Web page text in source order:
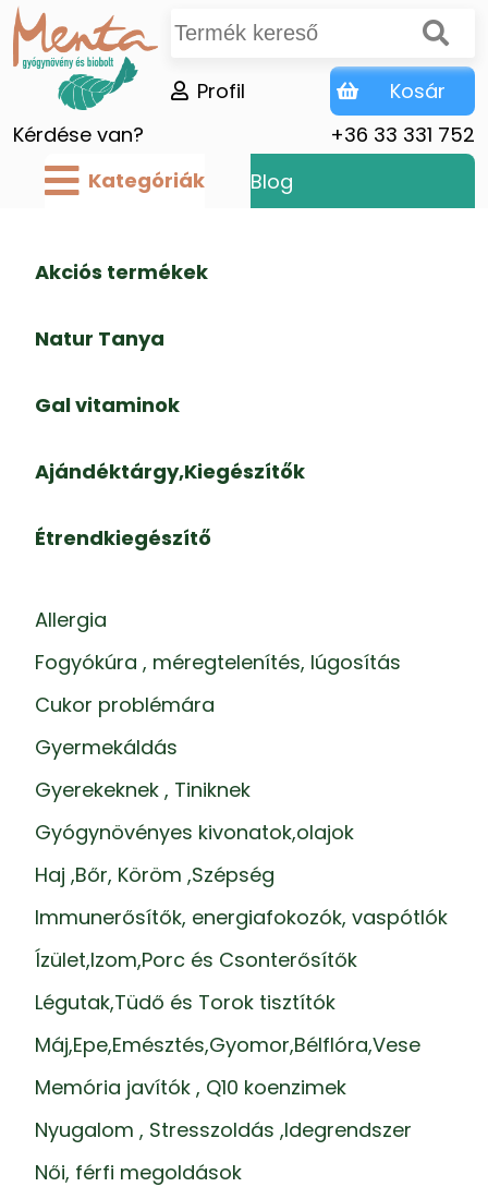
Kérdése van? +36 33 331 752
Profil Kosár
Kategóriák Blog
Akciós termékek
Natur Tanya
Gal vitaminok
Ajándéktárgy,Kiegészítők
Étrendkiegészítő
Allergia
Fogyókúra , méregtelenítés, lúgosítás
Cukor problémára
Gyermekáldás
Gyerekeknek , Tiniknek
Gyógynövényes kivonatok,olajok
Haj ,Bőr, Köröm ,Szépség
Immunerősítők, energiafokozók, vaspótlók
Ízület,Izom,Porc és Csonterősítők
Légutak,Tüdő és Torok tisztítók
Máj,Epe,Emésztés,Gyomor,Bélflóra,Vese
Memória javítók , Q10 koenzimek
Nyugalom , Stresszoldás ,Idegrendszer
Női, férfi megoldások